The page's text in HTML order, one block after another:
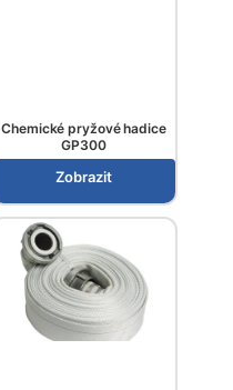
Chemické pryžové hadice
GP300
Zobrazit